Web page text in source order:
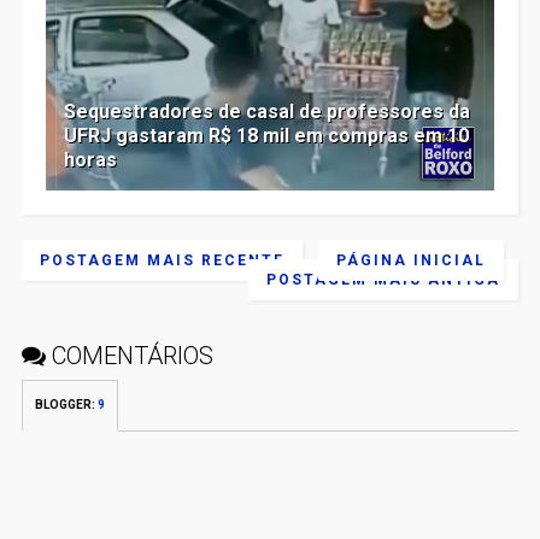
Sequestradores de casal de professores da
UFRJ gastaram R$ 18 mil em compras em 10
horas
POSTAGEM MAIS RECENTE
POSTAGEM MAIS ANTIGA
PÁGINA INICIAL
COMENTÁRIOS
BLOGGER: 9